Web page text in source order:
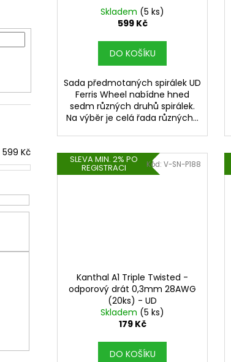
599 Kč
Skladem (5 ks)
599 Kč
DO KOŠÍKU
Sada předmotaných spirálek UD
Ferris Wheel nabídne hned
sedm různých druhů spirálek.
Na výběr je celá řada různých...
SLEVA MIN. 2% PO
REGISTRACI
Kanthal A1 Triple Twisted -
odporový drát 0,3mm 28AWG
(20ks) - UD
Skladem (5 ks)
179 Kč
DO KOŠÍKU
Kód:V-SN-P188